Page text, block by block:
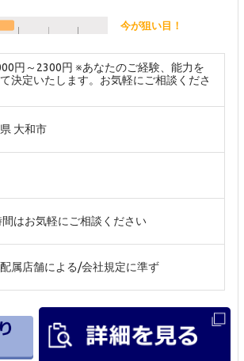
今が狙い目！
円～2300円 ※あなたのご経験、能力を
決定いたします。お気軽にご相談くださ
大和市
間はお気軽にご相談ください
属店舗による/会社規定に準ず